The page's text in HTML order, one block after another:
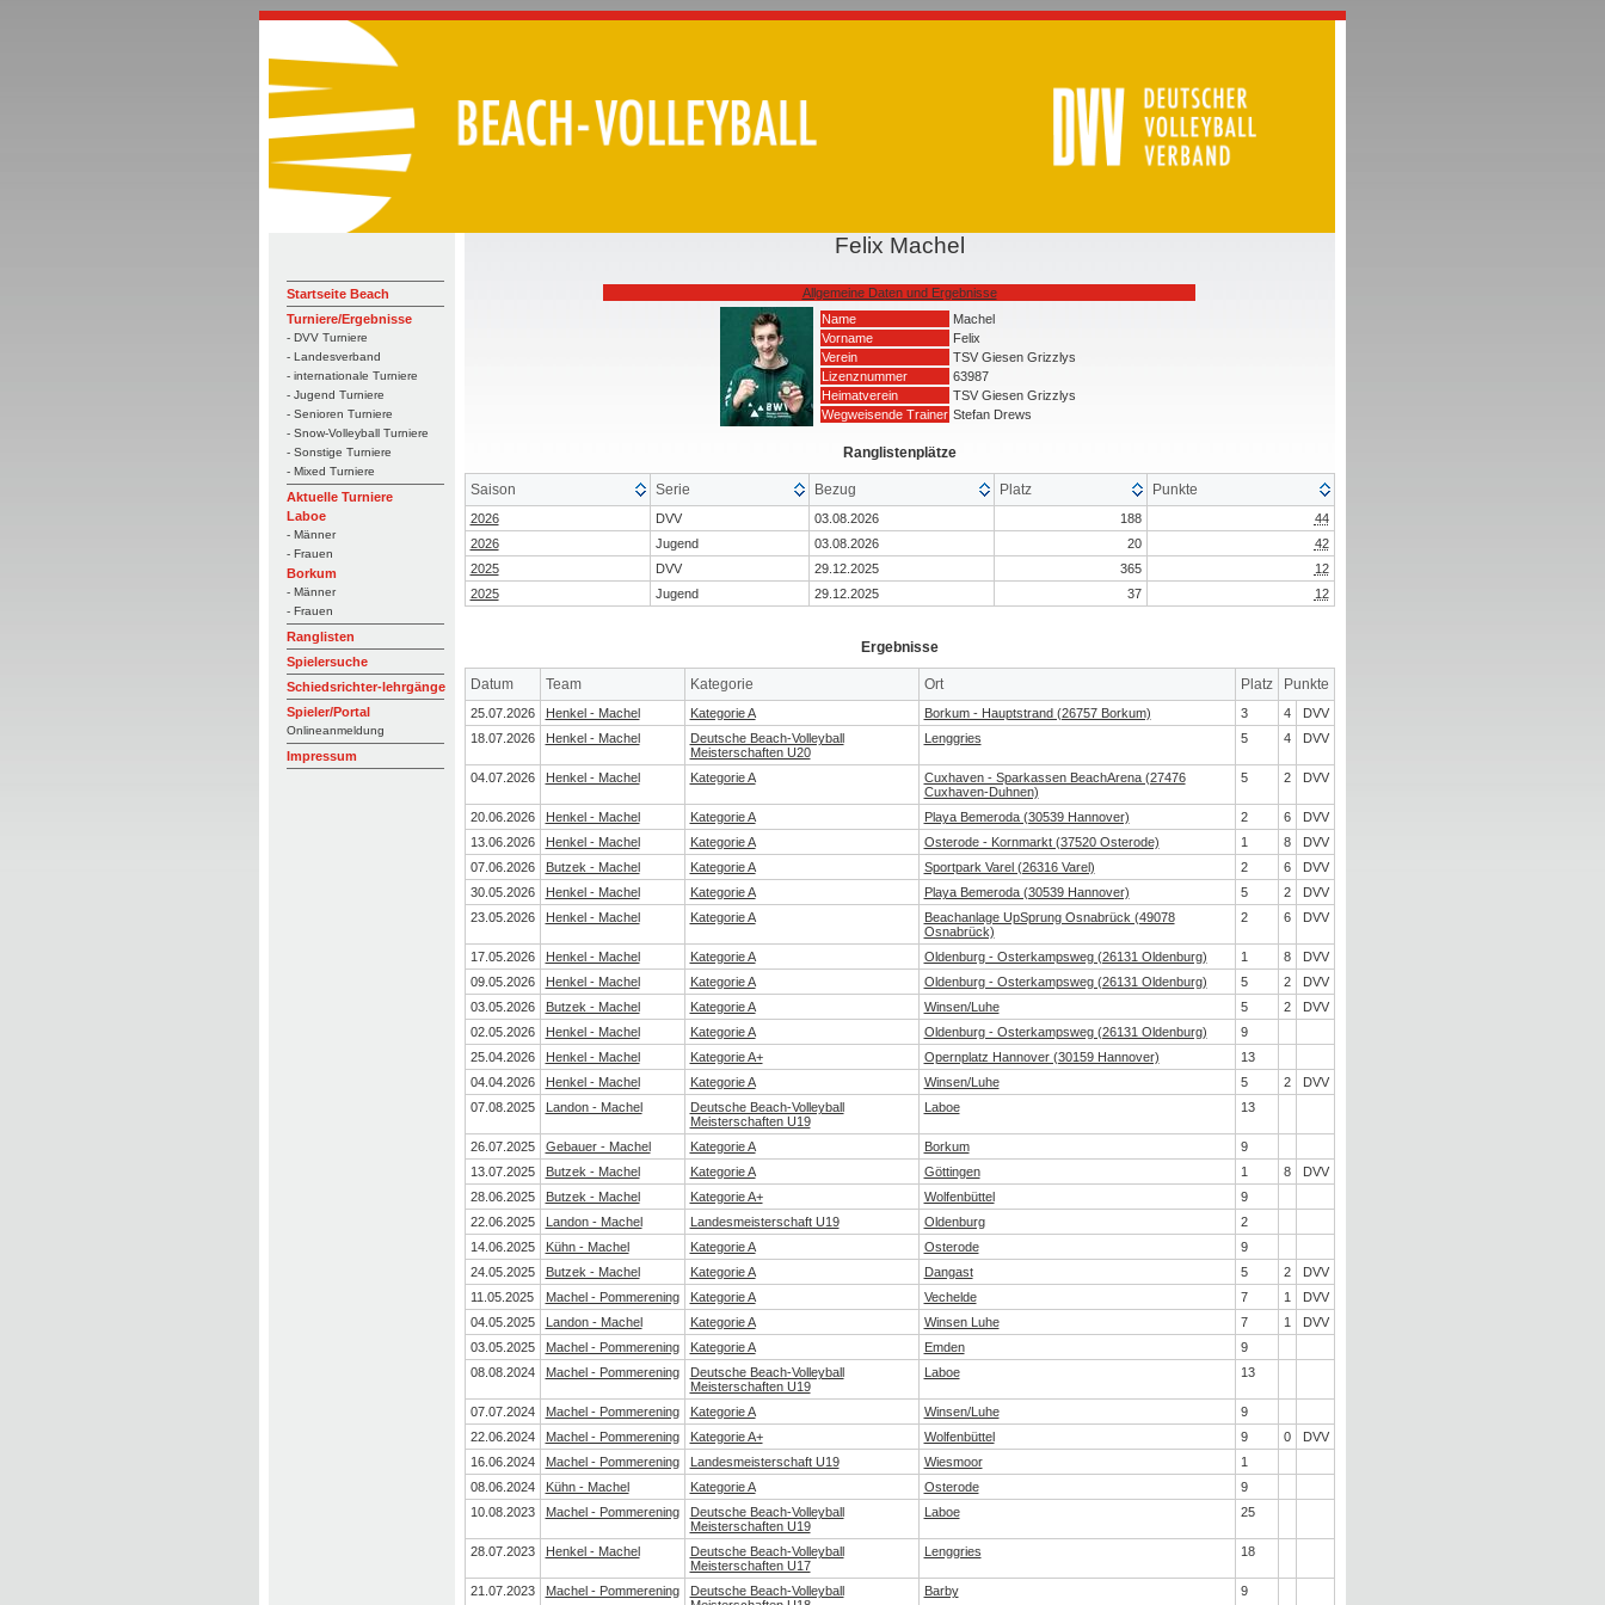
Startseite Beach
Turniere/Ergebnisse
- DVV Turniere
- Landesverband
- internationale Turniere
- Jugend Turniere
- Senioren Turniere
- Snow-Volleyball Turniere
- Sonstige Turniere
- Mixed Turniere
Aktuelle Turniere
Laboe
- Männer
- Frauen
Borkum
- Männer
- Frauen
Ranglisten
Spielersuche
Schiedsrichter-lehrgänge
Spieler/Portal
Onlineanmeldung
Impressum
Felix Machel
Allgemeine Daten und Ergebnisse
Name
Machel
Vorname
Felix
Verein
TSV Giesen Grizzlys
Lizenznummer
63987
Heimatverein
TSV Giesen Grizzlys
Wegweisende Trainer Stefan Drews
Ranglistenplätze
Saison Serie Bezug Platz Punkte
2026 DVV 03.08.2026 188
44
2026
Jugend 03.08.2026 20
42
2025
DVV 29.12.2025 365
12
2025
Jugend 29.12.2025 37 12
Ergebnisse
Datum Team Kategorie Ort Platz Punkte
25.07.2026 Henkel - Machel Kategorie A Borkum - Hauptstrand (26757 Borkum) 3 4
DVV
18.07.2026
Henkel - Machel
Deutsche Beach-Volleyball
Meisterschaften U20
Lenggries 5 4 DVV
04.07.2026 Henkel - Machel Kategorie A
Cuxhaven - Sparkassen BeachArena (27476
Cuxhaven-Duhnen)
5 2 DVV
20.06.2026 Henkel - Machel Kategorie A Playa Bemeroda (30539 Hannover) 2 6
DVV
13.06.2026
Henkel - Machel Kategorie A Osterode - Kornmarkt (37520 Osterode) 1 8
DVV
07.06.2026
Butzek - Machel Kategorie A Sportpark Varel (26316 Varel) 2 6
DVV
30.05.2026
Henkel - Machel Kategorie A Playa Bemeroda (30539 Hannover) 5 2
DVV
23.05.2026
Henkel - Machel Kategorie A
Beachanlage UpSprung Osnabrück (49078
Osnabrück)
2 6 DVV
17.05.2026 Henkel - Machel Kategorie A Oldenburg - Osterkampsweg (26131 Oldenburg) 1 8
DVV
09.05.2026
Henkel - Machel Kategorie A Oldenburg - Osterkampsweg (26131 Oldenburg) 5 2
DVV
03.05.2026
Butzek - Machel Kategorie A Winsen/Luhe 5 2
DVV
02.05.2026
Henkel - Machel Kategorie A Oldenburg - Osterkampsweg (26131 Oldenburg)
9
25.04.2026
Henkel - Machel Kategorie A+ Opernplatz Hannover (30159 Hannover)
13
04.04.2026
Henkel - Machel Kategorie A Winsen/Luhe 5 2
DVV
07.08.2025
Landon - Machel
Deutsche Beach-Volleyball
Meisterschaften U19
Laboe 13
26.07.2025 Gebauer - Machel Kategorie A Borkum
9
13.07.2025
Butzek - Machel Kategorie A Göttingen 1 8
DVV
28.06.2025
Butzek - Machel Kategorie A+ Wolfenbüttel
9
22.06.2025
Landon - Machel Landesmeisterschaft U19 Oldenburg
2
14.06.2025
Kühn - Machel Kategorie A Osterode
9
24.05.2025
Butzek - Machel Kategorie A Dangast 5 2
DVV
11.05.2025
Machel - Pommerening Kategorie A Vechelde 7 1
DVV
04.05.2025
Landon - Machel Kategorie A Winsen Luhe 7 1
DVV
03.05.2025
Machel - Pommerening Kategorie A Emden
9
08.08.2024
Machel - Pommerening
Deutsche Beach-Volleyball
Meisterschaften U19
Laboe 13
07.07.2024 Machel - Pommerening Kategorie A Winsen/Luhe
9
22.06.2024
Machel - Pommerening Kategorie A+ Wolfenbüttel 9 0
DVV
16.06.2024
Machel - Pommerening Landesmeisterschaft U19 Wiesmoor
1
08.06.2024
Kühn - Machel Kategorie A Osterode
9
10.08.2023
Machel - Pommerening
Deutsche Beach-Volleyball
Meisterschaften U19
Laboe 25
28.07.2023 Henkel - Machel
Deutsche Beach-Volleyball
Meisterschaften U17
Lenggries 18
21.07.2023 Machel - Pommerening
Deutsche Beach-Volleyball
Barby 9